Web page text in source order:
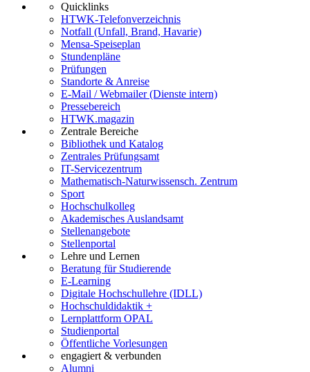
Quicklinks
HTWK-Telefonverzeichnis
Notfall (Unfall, Brand, Havarie)
Mensa-Speiseplan
Stundenpläne
Prüfungen
Standorte & Anreise
E-Mail / Webmailer (Dienste intern)
Pressebereich
HTWK.magazin
Zentrale Bereiche
Bibliothek und Katalog
Zentrales Prüfungsamt
IT-Servicezentrum
Mathematisch-Naturwissensch. Zentrum
Sport
Hochschulkolleg
Akademisches Auslandsamt
Stellenangebote
Stellenportal
Lehre und Lernen
Beratung für Studierende
E-Learning
Digitale Hochschullehre (IDLL)
Hochschuldidaktik +
Lernplattform OPAL
Studienportal
Öffentliche Vorlesungen
engagiert & verbunden
Alumni